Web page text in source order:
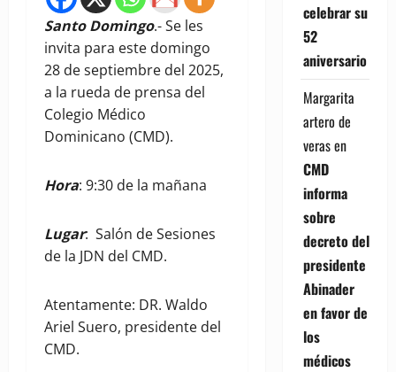
Santo Domingo.- Se les
invita para este domingo
28 de septiembre del 2025,
a la rueda de prensa del
Colegio Médico
Dominicano (CMD).
Hora: 9:30 de la mañana
Lugar: Salón de Sesiones
de la JDN del CMD.
Atentamente: DR. Waldo
Ariel Suero, presidente del
CMD.
celebrar su
52
aniversario
Margarita
artero de
verasen
CMD
informa
sobre
decreto del
presidente
Abinader
en favor de
los
médicos